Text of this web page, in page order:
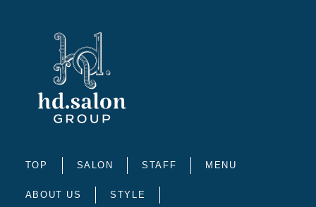
TOP SALON STAFF MENU
ABOUT US STYLE